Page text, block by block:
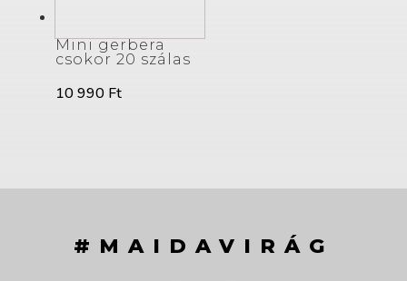
Mini gerbera
csokor 20 szálas
10 990 Ft
#MAIDAVIRÁG